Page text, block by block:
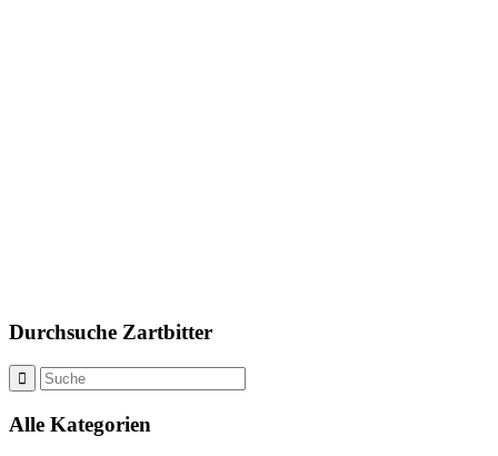
Durchsuche Zartbitter
Alle Kategorien